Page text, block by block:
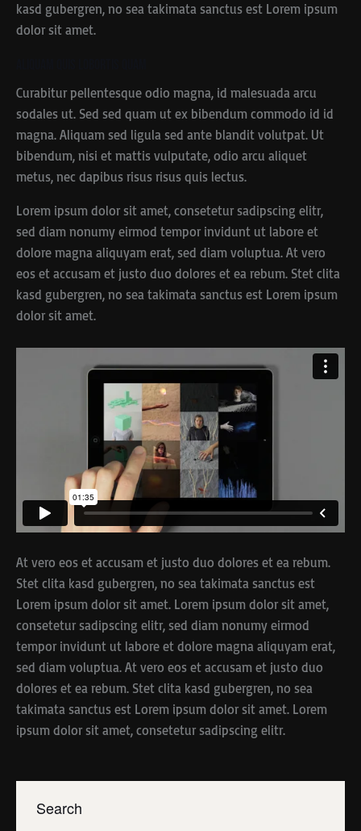
kasd gubergren, no sea takimata sanctus est Lorem ipsum
dolor sit amet.
Curabitur pellentesque odio magna, id malesuada arcu
sodales ut. Sed sed quam ut ex bibendum commodo id id
magna. Aliquam sed ligula sed ante blandit volutpat. Ut
bibendum, nisi et mattis vulputate, odio arcu aliquet
metus, nec dapibus risus risus quis lectus.
Lorem ipsum dolor sit amet, consetetur sadipscing elitr,
sed diam nonumy eirmod tempor invidunt ut labore et
dolore magna aliquyam erat, sed diam voluptua. At vero
eos et accusam et justo duo dolores et ea rebum. Stet clita
kasd gubergren, no sea takimata sanctus est Lorem ipsum
dolor sit amet.
At vero eos et accusam et justo duo dolores et ea rebum.
Stet clita kasd gubergren, no sea takimata sanctus est
Lorem ipsum dolor sit amet. Lorem ipsum dolor sit amet,
consetetur sadipscing elitr, sed diam nonumy eirmod
tempor invidunt ut labore et dolore magna aliquyam erat,
sed diam voluptua. At vero eos et accusam et justo duo
dolores et ea rebum. Stet clita kasd gubergren, no sea
takimata sanctus est Lorem ipsum dolor sit amet. Lorem
ipsum dolor sit amet, consetetur sadipscing elitr.
Search